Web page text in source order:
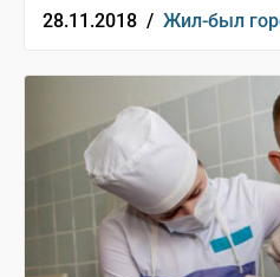
28.11.2018 / Жил-был